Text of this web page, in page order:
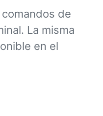
de
La misma
en el